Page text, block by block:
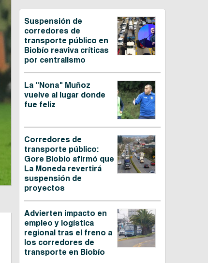
Suspensión de
corredores de
transporte público en
Biobío reaviva críticas
por centralismo
La "Nona" Muñoz
vuelve al lugar donde
fue feliz
Corredores de
transporte público:
Gore Biobío afirmó que
La Moneda revertirá
suspensión de
proyectos
Advierten impacto en
empleo y logística
regional tras el freno a
los corredores de
transporte en Biobío